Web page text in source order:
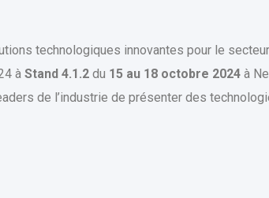
technologiques innovantes pour le
à Stand 4.1.2 du 15 au 18 octobre 2024 à
de l’industrie de présenter des